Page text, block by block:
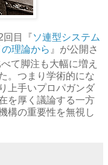
回目『ソ連型システム
理論から 』が公開さ
て脚注も大幅に増え
。つまり学術的にな
上手いプロパガンダ
を厚く議論する一方
構の重要性を無視し